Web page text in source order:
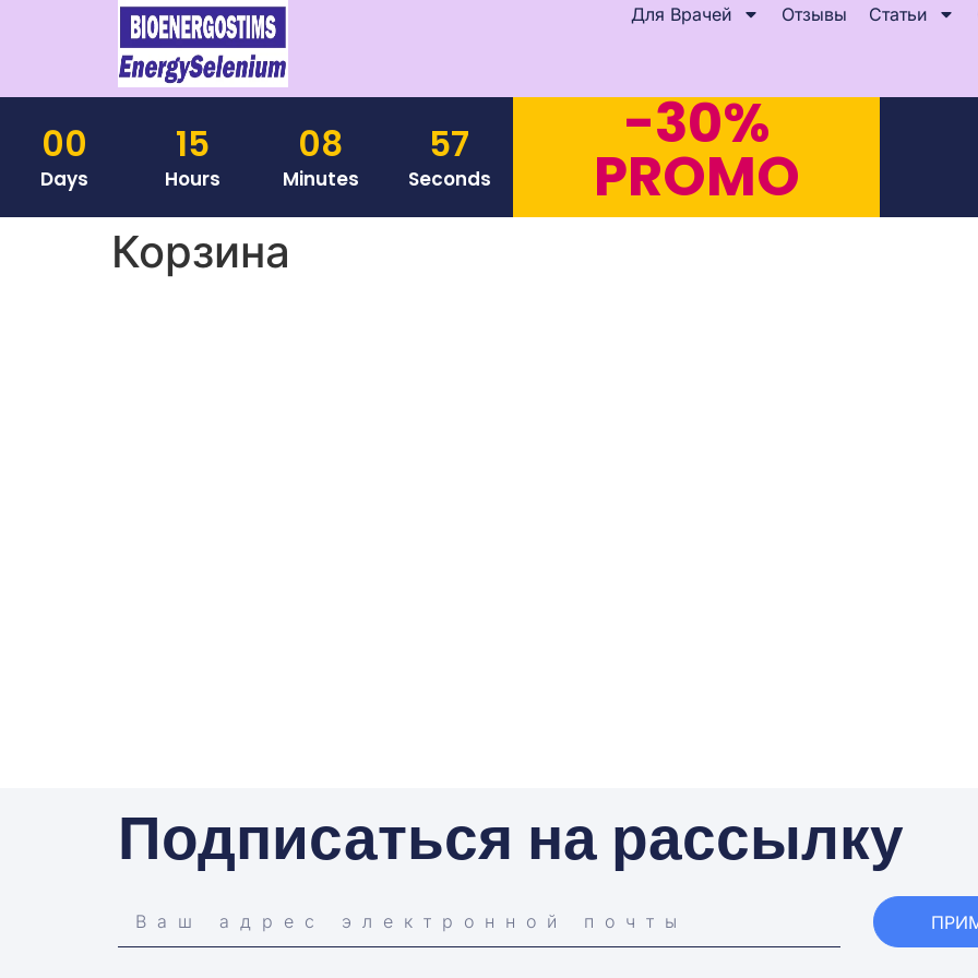
Для Врачей Отзывы Статьи
00
Days
15
Hours
08
Minutes
56
Seconds
-30%
PROMO
Корзина
Подписаться на рассылку